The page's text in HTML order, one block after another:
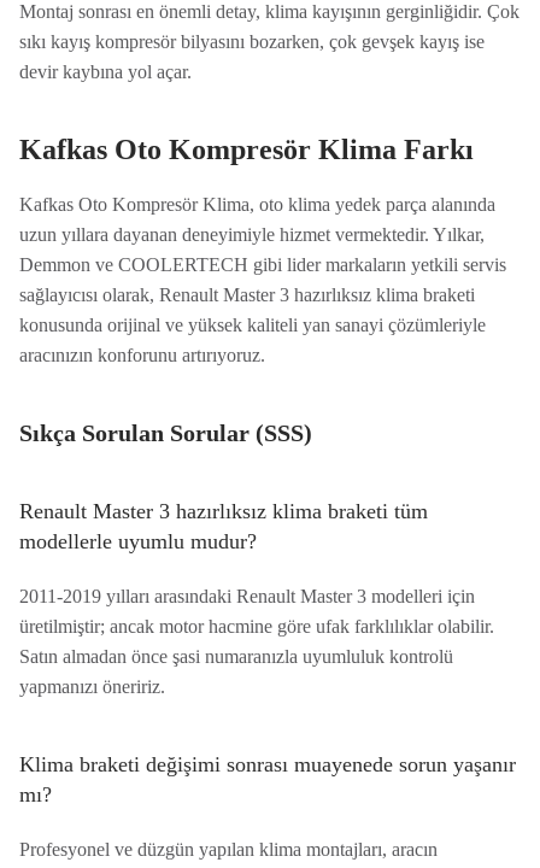
Montaj sonrası en önemli detay, klima kayışının gerginliğidir. Çok
sıkı kayış kompresör bilyasını bozarken, çok gevşek kayış ise
devir kaybına yol açar.
Kafkas Oto Kompresör Klima Farkı
Kafkas Oto Kompresör Klima, oto klima yedek parça alanında
uzun yıllara dayanan deneyimiyle hizmet vermektedir. Yılkar,
Demmon ve COOLERTECH gibi lider markaların yetkili servis
sağlayıcısı olarak, Renault Master 3 hazırlıksız klima braketi
konusunda orijinal ve yüksek kaliteli yan sanayi çözümleriyle
aracınızın konforunu artırıyoruz.
Sıkça Sorulan Sorular (SSS)
Renault Master 3 hazırlıksız klima braketi tüm
modellerle uyumlu mudur?
2011-2019 yılları arasındaki Renault Master 3 modelleri için
üretilmiştir; ancak motor hacmine göre ufak farklılıklar olabilir.
Satın almadan önce şasi numaranızla uyumluluk kontrolü
yapmanızı öneririz.
Klima braketi değişimi sonrası muayenede sorun yaşanır
mı?
Profesyonel ve düzgün yapılan klima montajları, aracın